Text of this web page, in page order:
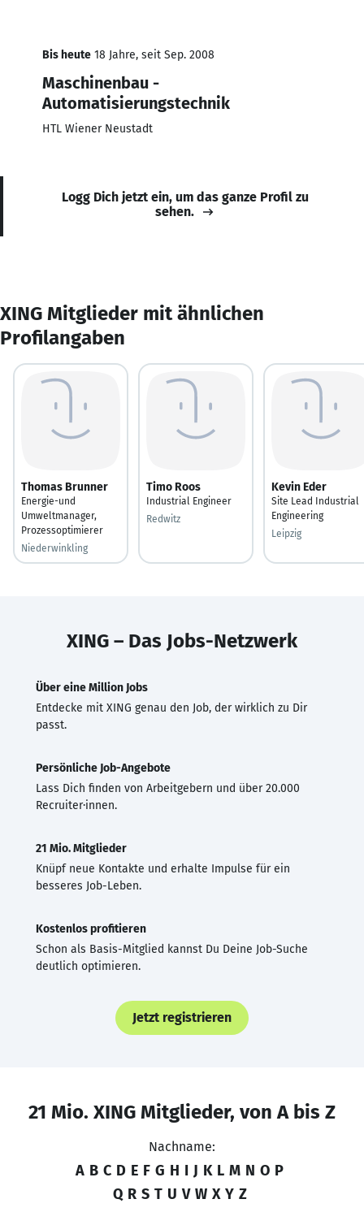
Bis heute 18 Jahre, seit Sep. 2008
Maschinenbau -
Automatisierungstechnik
HTL Wiener Neustadt
Logg Dich jetzt ein, um das ganze Profil zu
sehen.
XING Mitglieder mit ähnlichen
Profilangaben
Thomas Brunner
Energie-und
Umweltmanager,
Prozessoptimierer
Niederwinkling
Timo Roos
Industrial Engineer
Redwitz
Kevin Eder
Site Lead Industrial
Engineering
Leipzig
XING – Das Jobs-Netzwerk
Über eine Million Jobs
Entdecke mit XING genau den Job, der wirklich zu Dir
passt.
Persönliche Job-Angebote
Lass Dich finden von Arbeitgebern und über 20.000
Recruiter·innen.
21 Mio. Mitglieder
Knüpf neue Kontakte und erhalte Impulse für ein
besseres Job-Leben.
Kostenlos profitieren
Schon als Basis-Mitglied kannst Du Deine Job-Suche
deutlich optimieren.
Jetzt registrieren
21 Mio. XING Mitglieder, von A bis Z
Nachname:
A B C D E F G H I J K L M N O P
Q R S T U V W X Y Z